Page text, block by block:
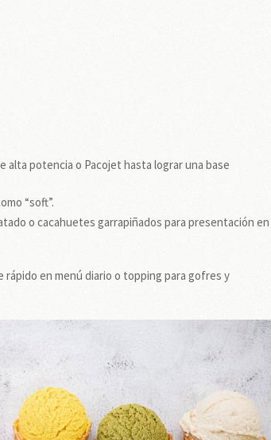
potencia o Pacojet hasta lograr una base
“soft”.
o cacahuetes garrapiñados para presentación en
en menú diario o topping para gofres y